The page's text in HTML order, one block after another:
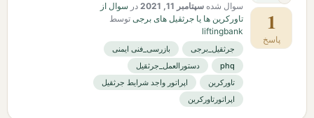
1
پاسخ
سوال شده سپتامبر 11, 2021 در سوال از
تاورکرین ها یا جرثقیل های برجی توسط
liftingbank
جرثقیل_برجی
بازرسی_فنی ایمنی
phq
دستورالعمل_جرثقیل
تاورکرین
اپراتور واجد شرایط جرثقیل
اپراتورتاورکرین